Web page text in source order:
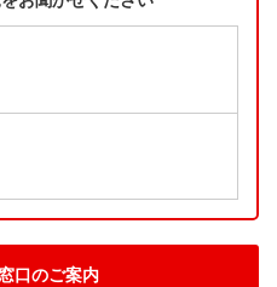
口のご案内